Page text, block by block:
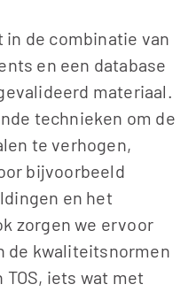
in de combinatie van
en een database
materiaal.
technieken om de
te verhogen,
bijvoorbeeld
en het
zorgen we ervoor
de kwaliteitsnormen
iets wat met